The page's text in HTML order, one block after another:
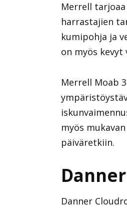
Merrell
harrastajien
kumipohja ja
on myös kevyt
Merrell Moab
myös
päiväretkiin.
Danner